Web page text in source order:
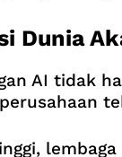
Dunia
AI tidak